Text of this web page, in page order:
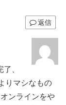
返信
、
りマシなもの
ンラインをや